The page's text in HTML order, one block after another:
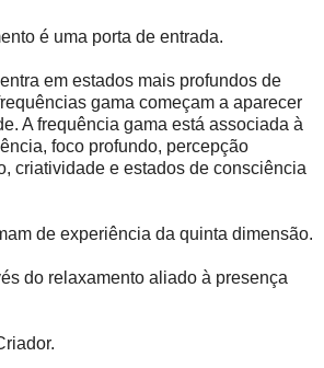
é uma porta de entrada.
em estados mais profundos de
gama começam a aparecer
A frequência gama está associada à
foco profundo, percepção
criatividade e estados de consciência
de experiência da quinta dimensão.
do relaxamento aliado à presença